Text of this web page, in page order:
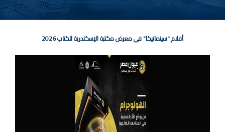
أفلام "سينماتيكا" في معرض مكتبة الإسكندرية للكتاب 2026